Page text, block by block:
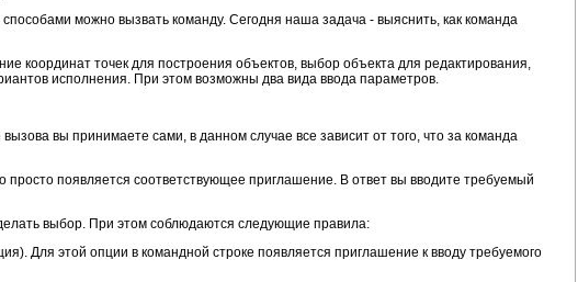
можно вызвать команду. Сегодня наша задача - выяснить, как команда
координат точек для построения объектов, выбор объекта для редактирования,
исполнения. При этом возможны два вида ввода параметров.
вы принимаете сами, в данном случае все зависит от того, что за команда
появляется соответствующее приглашение. В ответ вы вводите требуемый
выбор. При этом соблюдаются следующие правила:
Для этой опции в командной строке появляется приглашение к вводу требуемого